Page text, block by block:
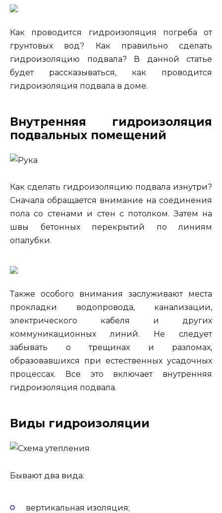
Как проводится гидроизоляция погреба от
грунтовых вод? Как правильно сделать
гидроизоляцию подвала? В данной статье
будет рассказываться, как проводится
гидроизоляция подвала в доме.
Внутренняя гидроизоляция
подвальных помещений
Как сделать гидроизоляцию подвала изнутри?
Сначала обращается внимание на соединения
пола со стенами и стен с потолком. Затем на
швы бетонных перекрытий по линиям
опалубки.
Также особого внимания заслуживают места
прокладки водопровода, канализации,
электрического кабеля и других
коммуникационных линий. Не следует
забывать о трещинах и разломах,
образовавшихся при естественных усадочных
процессах. Все это включает внутренняя
гидроизоляция подвала.
Виды гидроизоляции
Бывают два вида:
вертикальная изоляция;